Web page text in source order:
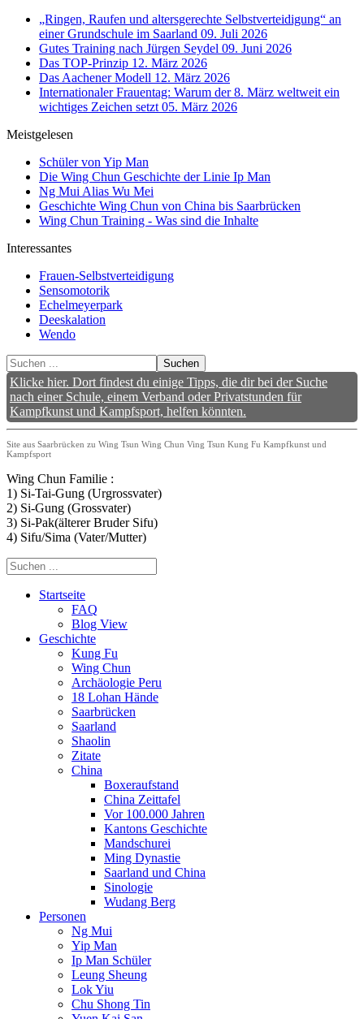
„Ringen, Raufen und altersgerechte Selbstverteidigung“ an
einer Grundschule im Saarland 09. Juli 2026
Gutes Training nach Jürgen Seydel 09. Juni 2026
Das TOP-Prinzip 12. März 2026
Das Aachener Modell 12. März 2026
Internationaler Frauentag: Warum der 8. März weltweit ein
wichtiges Zeichen setzt 05. März 2026
Meistgelesen
Schüler von Yip Man
Die Wing Chun Geschichte der Linie Ip Man
Ng Mui Alias Wu Mei
Geschichte Wing Chun von China bis Saarbrücken
Wing Chun Training - Was sind die Inhalte
Interessantes
Frauen-Selbstverteidigung
Sensomotorik
Echelmeyerpark
Deeskalation
Wendo
Suchen
Klicke hier. Dort findest du einige Tipps, die dir bei der Suche
nach einer Schule, einem Verband oder Privatstunden für
Kampfkunst und Kampfsport, helfen könnten.
Site aus Saarbrücken zu Wing Tsun Wing Chun Ving Tsun Kung Fu Kampfkunst und
Kampfsport
Wing Chun Familie :
1) Si-Tai-Gung (Urgrossvater)
2) Si-Gung (Grossvater)
3) Si-Pak(älterer Bruder Sifu)
4) Sifu/Sima (Vater/Mutter)
Startseite
FAQ
Blog View
Geschichte
Kung Fu
Wing Chun
Archäologie Peru
18 Lohan Hände
Saarbrücken
Saarland
Shaolin
Zitate
China
Boxeraufstand
China Zeittafel
Vor 100.000 Jahren
Kantons Geschichte
Mandschurei
Ming Dynastie
Saarland und China
Sinologie
Wudang Berg
Personen
Ng Mui
Yip Man
Ip Man Schüler
Leung Sheung
Lok Yiu
Chu Shong Tin